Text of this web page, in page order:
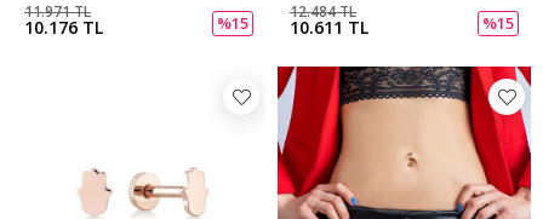
10.176 TL
11.971 TL
%15 10.611 TL
12.484 TL
%15